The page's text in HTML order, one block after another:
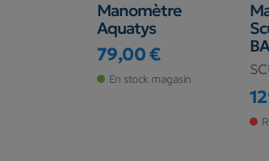
Manomètre
Aquatys
Prix
79,00 €
En stock magasin